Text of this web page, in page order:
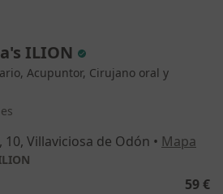
ILION
Acupuntor, Cirujano oral y
10, Villaviciosa de Odón • Mapa
59 €